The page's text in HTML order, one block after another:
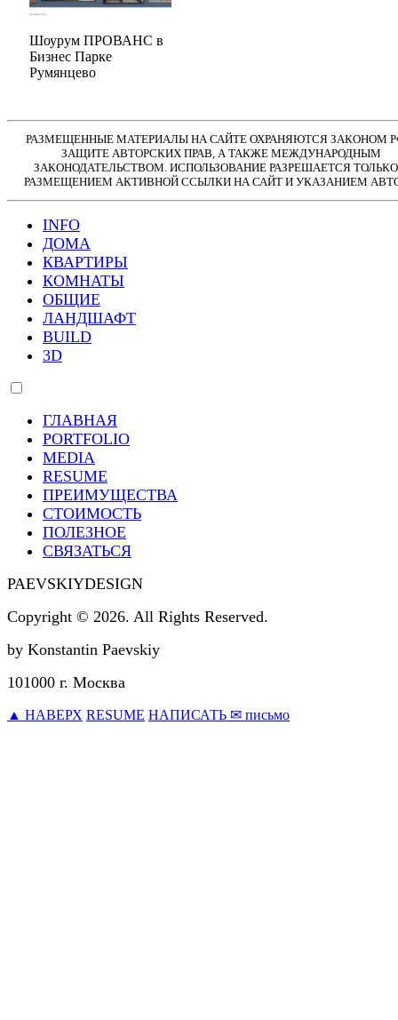
Шоурум ПРОВАНС в
Бизнес Парке
Румянцево
РАЗМЕЩЕННЫЕ МАТЕРИАЛЫ НА САЙТЕ ОХРАНЯЮТСЯ ЗАКОНОМ
ЗАЩИТЕ АВТОРСКИХ ПРАВ, А ТАКЖЕ МЕЖДУНАРОДНЫМ
ЗАКОНОДАТЕЛЬСТВОМ. ИСПОЛЬЗОВАНИЕ РАЗРЕШАЕТСЯ
РАЗМЕЩЕНИЕМ АКТИВНОЙ ССЫЛКИ НА САЙТ И УКАЗАНИЕМ
INFO
ДОМА
КВАРТИРЫ
КОМНАТЫ
ОБЩИЕ
ЛАНДШАФТ
BUILD
3D
ГЛАВНАЯ
PORTFOLIO
MEDIA
RESUME
ПРЕИМУЩЕСТВА
СТОИМОСТЬ
ПОЛЕЗНОЕ
СВЯЗАТЬСЯ
PAEVSKIYDESIGN
Copyright © 2026. All Rights Reserved.
by Konstantin Paevskiy
101000 г. Москва
▲ НАВЕРХ RESUME НАПИСАТЬ ✉ письмо